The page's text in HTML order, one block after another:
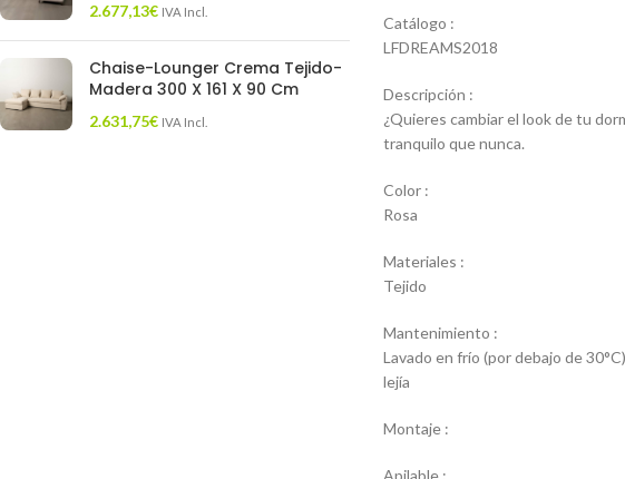
2.677,13€ IVA Incl.
Chaise-Lounger Crema Tejido-
Madera 300 X 161 X 90 Cm
2.631,75€ IVA Incl.
Catálogo :
LFDREAMS2018
Descripción :
¿Quieres cambiar el look de tu
tranquilo que nunca.
Color :
Rosa
Materiales :
Tejido
Mantenimiento :
Lavado en frío (por debajo de
lejía
Montaje :
Apilable :